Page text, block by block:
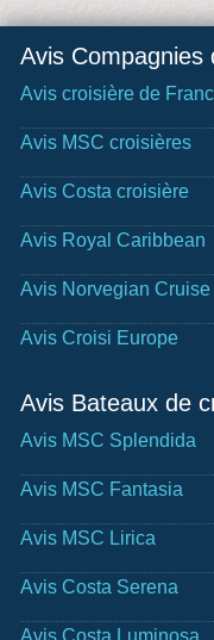
Avis Compagnies
Avis croisière de
Avis MSC croisières
Avis Costa croisière
Avis Royal Caribbean
Avis Norvegian
Avis Croisi Europe
Avis Bateaux de
Avis MSC Splendida
Avis MSC Fantasia
Avis MSC Lirica
Avis Costa Serena
Avis Costa Luminosa